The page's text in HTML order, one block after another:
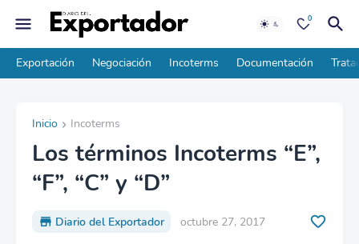
0
Exportación Negociación Incoterms Documentación
Inicio Incoterms
Los términos Incoterms “E”,
“F”, “C” y “D”
Diario del Exportador octubre 27, 2017